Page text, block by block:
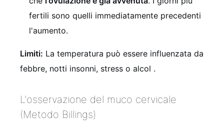
fertili sono quelli immediatamente precedenti
l'aumento.
Limiti: La temperatura può essere influenzata da
febbre, notti insonni, stress o alcol .
L'osservazione del muco cervicale
(Metodo Billings)